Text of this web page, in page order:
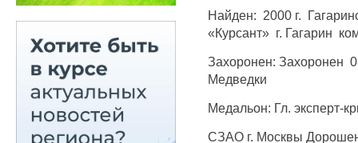
Найден: 2000 г.
«Курсант» г. Гагарин
Захоронен: Захоронен
Медведки
Медальон: Гл. эксперт-
СЗАО г. Москвы